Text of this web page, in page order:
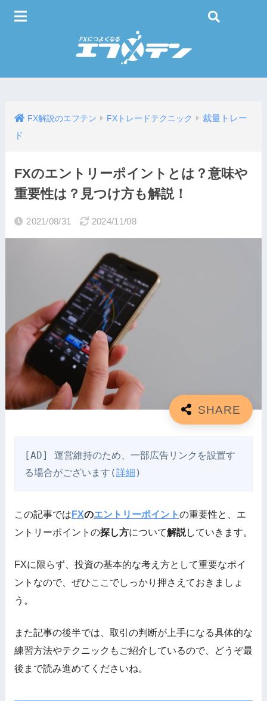
FX解説のエフテン FXトレードテクニック
裁量トレー
ド
FXのエントリーポイントとは？意味や
重要性は？見つけ方も解説！
2021/08/31 2024/11/08
[AD] 運営維持のため、一部広告リンクを設置す
る場合がございます(詳細 )
この記事では FXのエントリーポイントの重要性と、エ
ントリーポイントの探し方について解説していきます。
FXに限らず、投資の基本的な考え方として重要なポイ
ントなので、ぜひここでしっかり押さえておきましょ
う。
また記事の後半では、取引の判断が上手になる具体的な
練習方法やテクニックもご紹介しているので、どうぞ最
後まで読み進めてくださいね。